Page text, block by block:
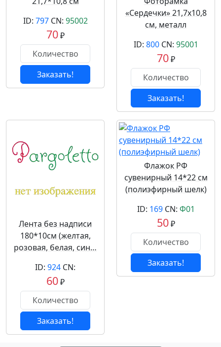
ID: 797CN: 95002
70₽
Заказать!
«Сердечки» 21,7х10,8
см, металл
ID: 800CN: 95001
70₽
Заказать!
Лента без надписи
180*10см (желтая,
розовая, белая, син…
ID: 924 CN:
60₽
Заказать!
Флажок РФ
сувенирный 14*22 см
(полиэфирный шелк)
ID: 169CN: Ф01
50₽
Заказать!